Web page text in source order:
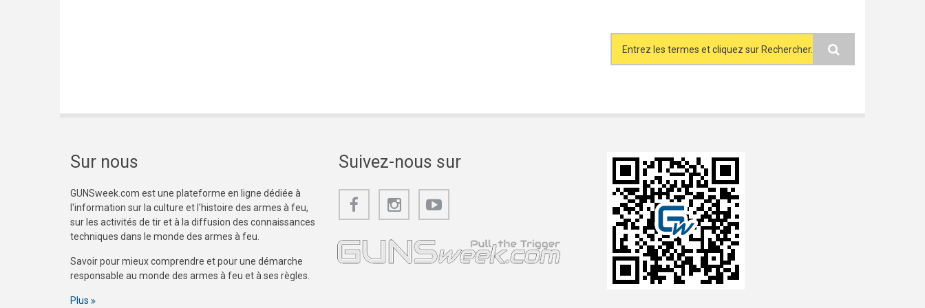
Search form
Sur nous
GUNSweek.com est une plateforme en ligne dédiée à
l'information sur la culture et l'histoire des armes à feu,
sur les activités de tir et à la diffusion des connaissances
techniques dans le monde des armes à feu.
Savoir pour mieux comprendre et pour une démarche
responsable au monde des armes à feu et à ses règles.
Plus
Suivez-nous sur